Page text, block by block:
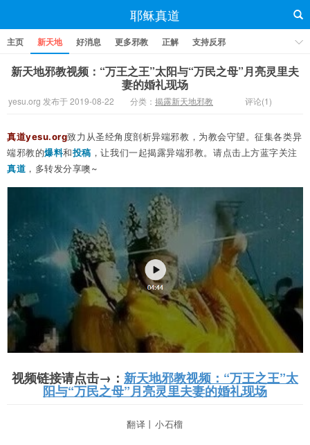
耶稣真道
主页 新天地 好消息 更多邪教 正解 支持反邪
新天地邪教视频：“万王之王”太阳与“万民之母”月亮灵里夫
妻的婚礼现场
yesu.org 发布于 2019-08-22 分类： 揭露新天地邪教 评论(1)
真道yesu.org致力从圣经角度剖析异端邪教，为教会守望。征集各类异
端邪教的爆料和投稿 ，让我们一起揭露异端邪教。请点击上方蓝字关注
真道 ，多转发分享噢~
视频链接请点击→： 新天地邪教视频：“万王之王”太
阳与“万民之母”月亮灵里夫妻的婚礼现场
翻译 丨 小石榴